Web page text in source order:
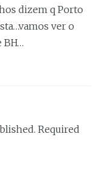
dizem q Porto
ver o
BH…
Required